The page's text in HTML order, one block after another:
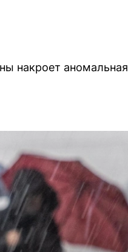
накроет аномальная